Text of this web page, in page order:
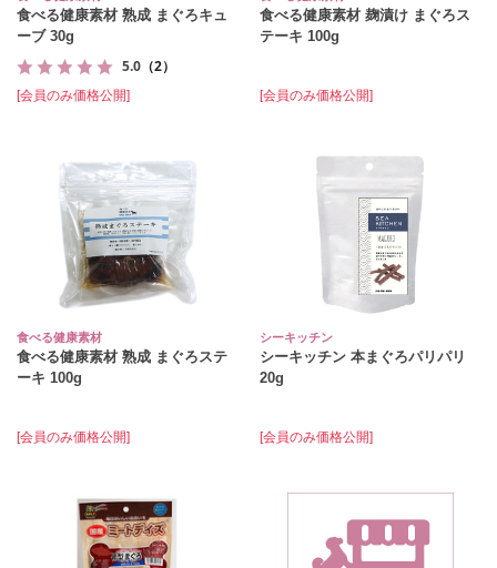
食べる健康素材 熟成 まぐろキュ
ーブ 30g
5.0 （2）
[会員のみ価格公開]
食べる健康素材 麹漬け まぐろス
テーキ 100g
[会員のみ価格公開]
食べる健康素材
食べる健康素材 熟成 まぐろステ
ーキ 100g
[会員のみ価格公開]
シーキッチン
シーキッチン 本まぐろパリパリ
20g
[会員のみ価格公開]